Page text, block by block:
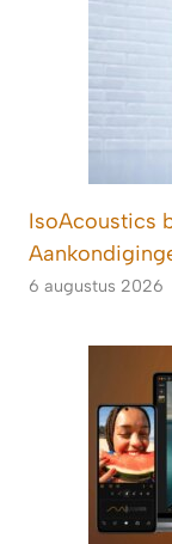
IsoAcoustics
6 augustus 2026